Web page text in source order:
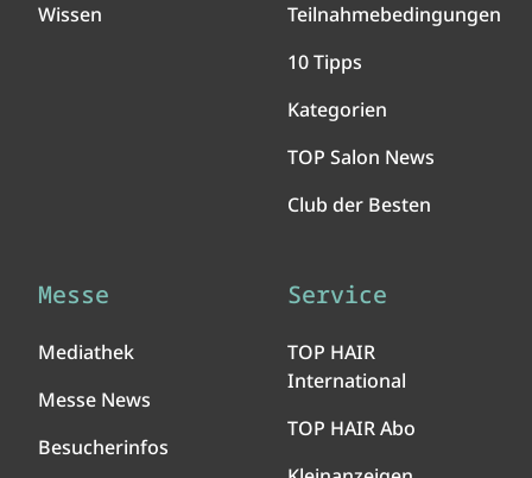
Wissen
Teilnahmebedingungen
10 Tipps
Kategorien
TOP Salon News
Club der Besten
Messe
Mediathek
Messe News
Besucherinfos
Service
TOP HAIR
International
TOP HAIR Abo